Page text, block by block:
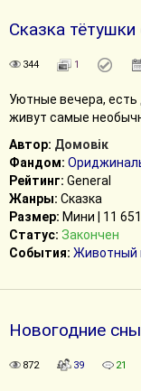
Сказка
344 1
Уютные вечера,
живут самые
Автор: Домовiк
Фандом:
Рейтинг: General
Жанры: Сказка
Размер: Мини | 11
Статус: Закончен
События: Животный
Новогодние сны
872 39 21